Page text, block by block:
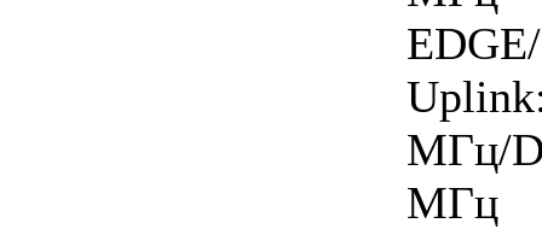
МГц/
МГц